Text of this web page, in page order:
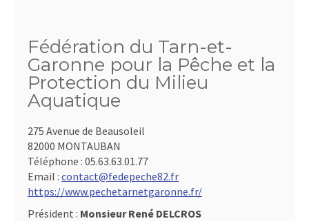
Fédération du Tarn-et-
Garonne pour la Pêche et la
Protection du Milieu
Aquatique
275 Avenue de Beausoleil
82000 MONTAUBAN
Téléphone : 05.63.63.01.77
Email : contact@fedepeche82.fr
https://www.pechetarnetgaronne.fr/
Président : Monsieur René DELCROS